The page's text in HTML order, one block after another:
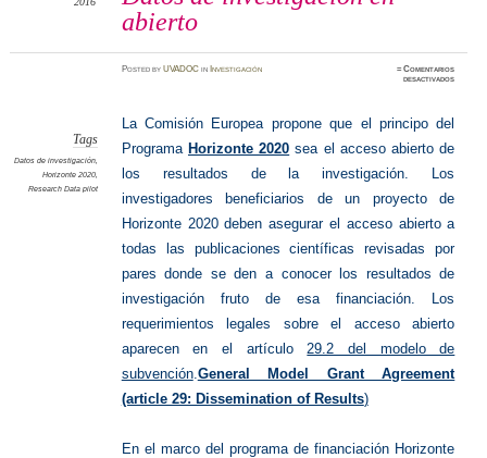
abierto
PostedbyUVADOC in Investigación ≈Comentarios
desactivadosen
Tags
Datos de investigación,
Horizonte 2020,
Research Data pilot
La Comisión Europea propone que el principo del
Programa Horizonte 2020 sea el acceso abierto de
los resultados de la investigación. Los
investigadores beneficiarios de un proyecto de
Horizonte 2020 deben asegurar el acceso abierto a
todas las publicaciones científicas revisadas por
pares donde se den a conocer los resultados de
investigación fruto de esa financiación. Los
requerimientos legales sobre el acceso abierto
aparecen en el artículo 29.2 del modelo de
subvención. General Model Grant Agreement
(article 29: Dissemination of Results)
En el marco del programa de financiación Horizonte